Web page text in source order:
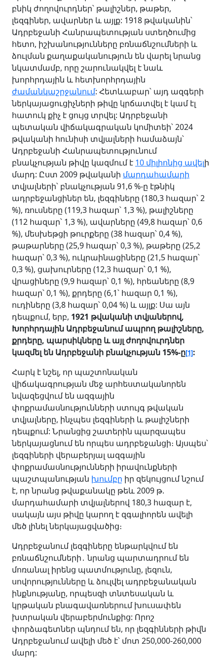
բնիկ ժողովուրդներ՝ թալիշներ, թաթեր,
լեզգիներ, ավարներ և այլք: 1918 թվականին՝
Ադրբեջանի Հանրապետության ստեղծումից
հետո, իշխանությունները բռնաճնշումների և
ձուլման քաղաքականություն են վարել նրանց
նկատմամբ, որը շարունակվել է նաև
խորհրդային և հետխորհրդային
ժամանկաշրջանում: Հետևաբար՝ այդ ազգերի
ներկայացուցիչների թիվը կրճատվել է կամ էլ
հատուկ քիչ է ցույց տրվել: Ադրբեջանի
պետական վիճակագրական կոմիտեի՝ 2024
թվականի հունիսի տվյալների համաձայն՝
Ադրբեջանի Հանրապետությունում
բնակչության թիվը կազմում է 10 միլիոնից ավելի
մարդ: Ըստ 2009 թվականի մարդահամարի
տվյալների՝ բնակչության 91,6 %-ը էթնիկ
ադրբեջանցիներ են, լեզգիները (180,3 հազար՝ 2
%), ռուսները (119,3 հազար՝ 1,3 %), թալիշները
(112 հազար՝ 1,3 %), ավարները (49,8 հազար՝ 0,6
%), մեսխեթցի թուրքերը (38 հազար՝ 0,4 %),
թաթարները (25,9 հազար՝ 0,3 %), թաթերը (25,2
հազար՝ 0,3 %), ուկրաինացիները (21,5 հազար՝
0,3 %), ցախուրները (12,3 հազար՝ 0,1 %),
վրացիները (9,9 հազար՝ 0,1 %), հրեաները (8,9
հազար՝ 0,1 %), քրդերը (6,1՝ հազար 0,1 %),
ուդիները (3,8 հազար՝ 0,04 %) և այլք: Սա այն
դեպքում, երբ, 1921 թվականի տվյաներով,
Խորհրդային Ադրբեջանում ապրող թալիշները,
քրդերը, պարսիկները և այլ ժողովուրդներ
կազմել են Ադրբեջանի բնակչության 15%-ը[1]:
Հարկ է նշել, որ պաշտոնական
վիճակագրության մեջ արհեստականորեն
նվազեցվում են ազգային
փոքրամասնությունների ստույգ թվական
տվյալները, ինչպես լեզգիների և թալիշների
դեպքում: Նրանցից շատերին պարզապես
ներկայացնում են որպես ադրբեջանցի։ Այսպես՝
լեզգիների վերաբերյալ ազգային
փոքրամասնությունների իրավունքների
պաշտպանության խումբը իր զեկույցում նշում
է, որ նրանց թվաքանակը թեև 2009 թ.
մարդահամարի տվյալներով 180,3 հազար է,
սակայն այս թիվը կարող է զգալիորեն ավելի
մեծ լինել ներկայացվածից։
Ադրբեջանում լեզգիները ենթարկվում են
բռնաճնշումների․ նրանց պարտադրում են
մոռանալ իրենց պատմությունը, լեզուն,
սովորությունները և ձուլվել ադրբեջանական
ինքնությանը, որպեսզի տնտեսական և
կրթական բնագավառներում խուսափեն
խտրական վերաբերմունքից: Որոշ
փորձագետներ պնդում են, որ լեզգինների թիվն
Ադրբեջանում ավելի մեծ է՝ մոտ 250,000-260,000
մարդ: